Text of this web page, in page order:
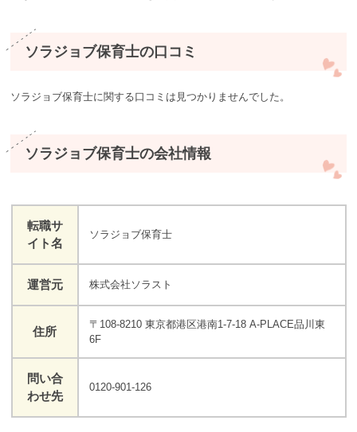
ソラジョブ保育士の口コミ
ソラジョブ保育士に関する口コミは見つかりませんでした。
ソラジョブ保育士の会社情報
転職サ
イト名
ソラジョブ保育士
運営元 株式会社ソラスト
住所
〒108-8210 東京都港区港南1-7-18 A-PLACE品川東
6F
問い合
わせ先
0120-901-126